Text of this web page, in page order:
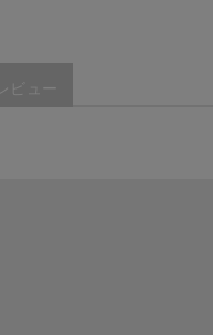
レビュー